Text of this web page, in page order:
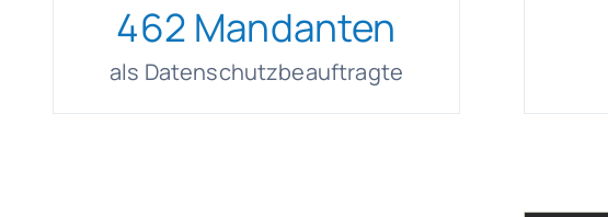
462 Mandanten
als Datenschutzbeauftragte